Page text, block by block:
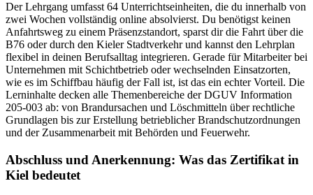
Der Lehrgang umfasst 64 Unterrichtseinheiten, die du innerhalb von
zwei Wochen vollständig online absolvierst. Du benötigst keinen
Anfahrtsweg zu einem Präsenzstandort, sparst dir die Fahrt über die
B76 oder durch den Kieler Stadtverkehr und kannst den Lehrplan
flexibel in deinen Berufsalltag integrieren. Gerade für Mitarbeiter bei
Unternehmen mit Schichtbetrieb oder wechselnden Einsatzorten,
wie es im Schiffbau häufig der Fall ist, ist das ein echter Vorteil. Die
Lerninhalte decken alle Themenbereiche der DGUV Information
205-003 ab: von Brandursachen und Löschmitteln über rechtliche
Grundlagen bis zur Erstellung betrieblicher Brandschutzordnungen
und der Zusammenarbeit mit Behörden und Feuerwehr.
Abschluss und Anerkennung: Was das Zertifikat in
Kiel bedeutet